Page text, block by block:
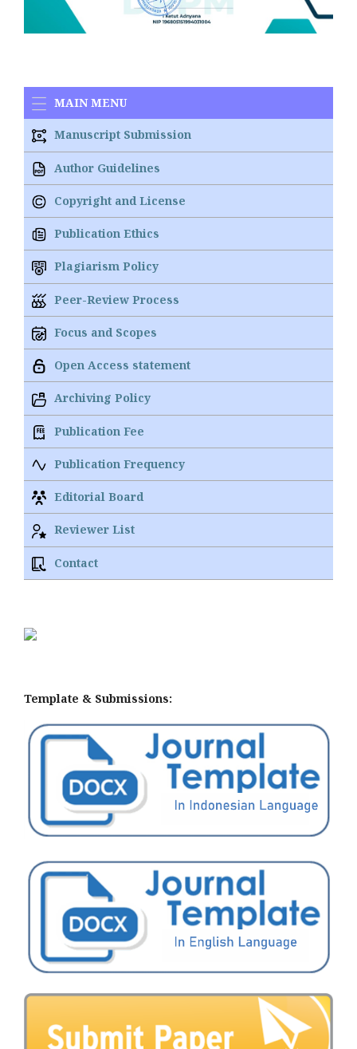
MAIN MENU
Manuscript Submission
Author Guidelines
Copyright and License
Publication Ethics
Plagiarism Policy
Peer-Review Process
Focus and Scopes
Open Access statement
Archiving Policy
Publication Fee
Publication Frequency
Editorial Board
Reviewer List
Contact
Template & Submissions: